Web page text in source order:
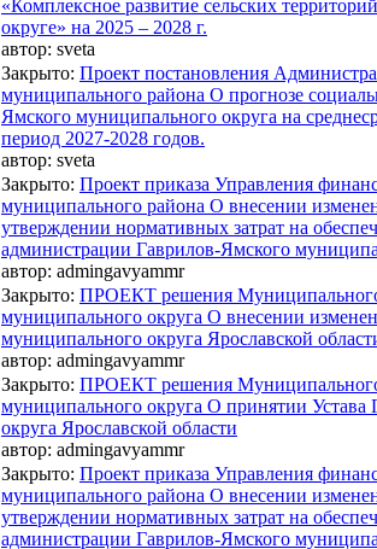
«Комплексное развитие сельских
округе» на 2025 – 2028 г.
автор: sveta
Закрыто: Проект постановления
муниципального района О прогнозе
Ямского муниципального округа на
период 2027-2028 годов.
автор: sveta
Закрыто: Проект приказа Управления
муниципального района О внесении
утверждении нормативных затрат на
администрации Гаврилов-Ямского
автор: admingavyammr
Закрыто: ПРОЕКТ решения
муниципального округа О внесении
муниципального округа Ярославской
автор: admingavyammr
Закрыто: ПРОЕКТ решения
муниципального округа О принятии
округа Ярославской области
автор: admingavyammr
Закрыто: Проект приказа Управления
муниципального района О внесении
утверждении нормативных затрат на
администрации Гаврилов-Ямского